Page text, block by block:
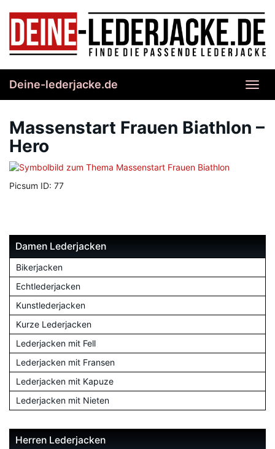
content
Deine-lederjacke.de
Massenstart Frauen Biathlon –
Hero
Picsum ID: 77
Damen Lederjacken
Bikerjacken
Echtlederjacken
Kunstlederjacken
Kurze Lederjacken
Lederjacken mit Fell
Lederjacken mit Fransen
Lederjacken mit Kapuze
Lederjacken mit Nieten
Herren Lederjacken